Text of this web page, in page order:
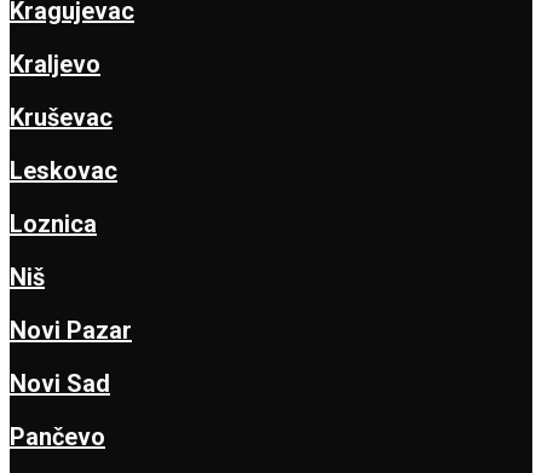
Kragujevac
Kraljevo
Kruševac
Leskovac
Loznica
Niš
Novi Pazar
Novi Sad
Pančevo